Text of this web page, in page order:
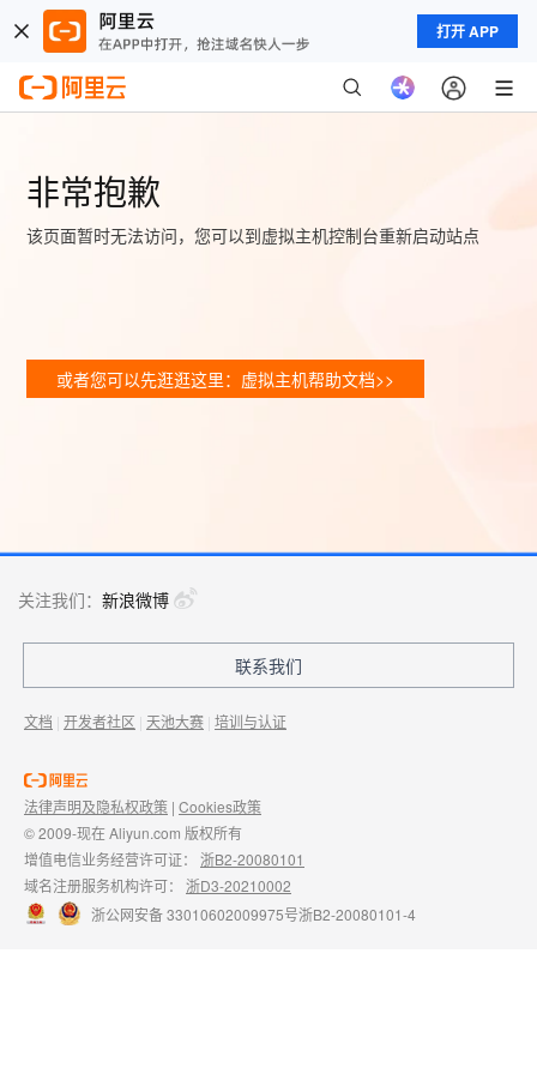
打开 APP
非常抱歉
该页面暂时无法访问，您可以到虚拟主机控制台重新启动站点
或者您可以先逛逛这里：虚拟主机帮助文档>>